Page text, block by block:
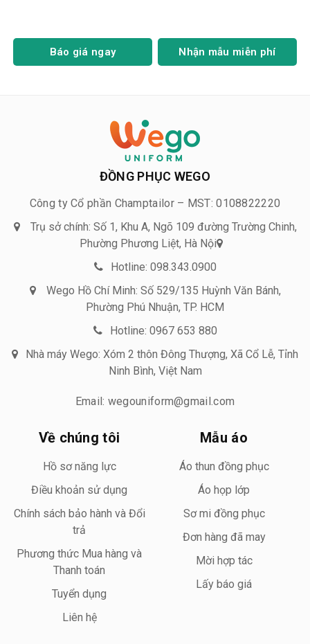
Báo giá ngay Nhận mẫu miễn phí
ĐỒNG PHỤC WEGO
Công ty Cổ phần Champtailor – MST: 0108822220
Trụ sở chính: Số 1, Khu A, Ngõ 109 đường Trường Chinh,
Phường Phương Liệt, Hà Nội
Hotline: 098.343.0900
Wego Hồ Chí Minh: Số 529/135 Huỳnh Văn Bánh,
Phường Phú Nhuận, TP. HCM
Hotline: 0967 653 880
Nhà máy Wego: Xóm 2 thôn Đông Thượng, Xã Cổ Lễ, Tỉnh
Ninh Bình, Việt Nam
Email: wegouniform@gmail.com
Về chúng tôi
Hồ sơ năng lực
Điều khoản sử dụng
Chính sách bảo hành và Đổi
trả
Phương thức Mua hàng và
Thanh toán
Tuyển dụng
Liên hệ
Mẫu áo
Áo thun đồng phục
Áo họp lớp
Sơ mi đồng phục
Đơn hàng đã may
Mời hợp tác
Lấy báo giá